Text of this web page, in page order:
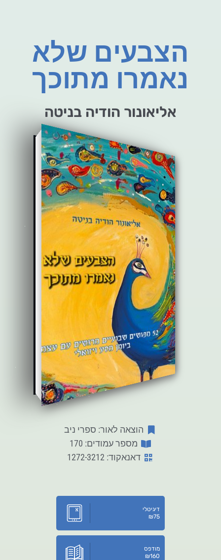
הצבעים שלא
נאמרו מתוכך
אליאונור הודיה בניטה
הוצאה לאור: ספרי ניב
מספר עמודים: 170
דאנאקוד: 1272-3212
דיגיטלי
₪75
מודפס
₪160